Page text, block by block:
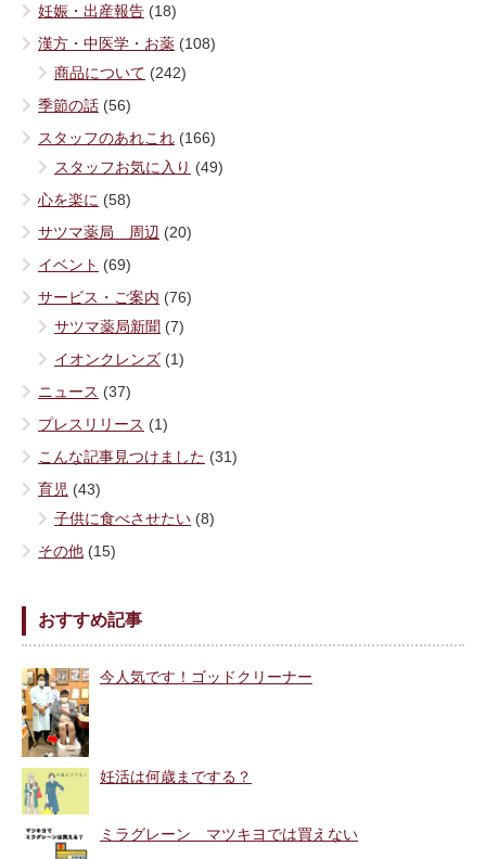
妊娠・出産報告 (18)
漢方・中医学・お薬 (108)
商品について (242)
季節の話 (56)
スタッフのあれこれ (166)
スタッフお気に入り (49)
心を楽に (58)
サツマ薬局 周辺 (20)
イベント (69)
サービス・ご案内 (76)
サツマ薬局新聞 (7)
イオンクレンズ (1)
ニュース (37)
プレスリリース (1)
こんな記事見つけました (31)
育児 (43)
子供に食べさせたい (8)
その他 (15)
おすすめ記事
今人気です！ゴッドクリーナー
妊活は何歳までする？
ミラグレーン マツキヨでは買えない